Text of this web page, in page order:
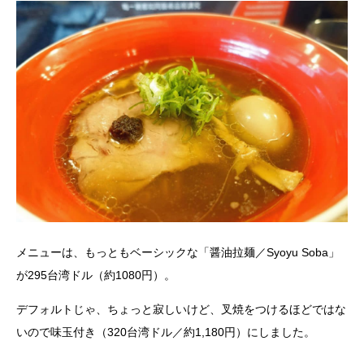
メニューは、もっともベーシックな「醤油拉麺／Syoyu Soba」
が295台湾ドル（約1080円）。
デフォルトじゃ、ちょっと寂しいけど、叉焼をつけるほどではな
いので味玉付き（320台湾ドル／約1,180円）にしました。